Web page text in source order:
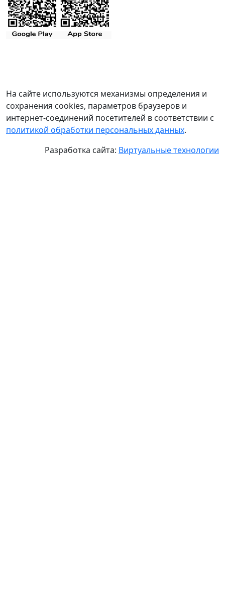
На сайте используются механизмы определения и
сохранения cookies, параметров браузеров и
интернет-соединений посетителей в соответствии с
политикой обработки персональных данных.
Разработка сайта: Виртуальные технологии